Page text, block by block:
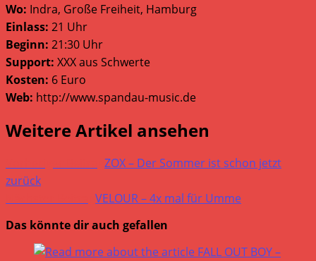
Wo: Indra, Große Freiheit, Hamburg
Einlass: 21 Uhr
Beginn: 21:30 Uhr
Support: XXX aus Schwerte
Kosten: 6 Euro
Web: http://www.spandau-music.de
Weitere Artikel ansehen
ZOX – Der Sommer ist schon jetzt
zurück
VELOUR – 4x mal für Umme
Das könnte dir auch gefallen